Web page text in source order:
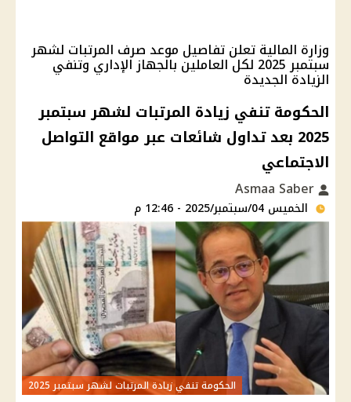
وزارة المالية تعلن تفاصيل موعد صرف المرتبات لشهر
سبتمبر 2025 لكل العاملين بالجهاز الإداري وتنفي
الزيادة الجديدة
الحكومة تنفي زيادة المرتبات لشهر سبتمبر
2025 بعد تداول شائعات عبر مواقع التواصل
الاجتماعي
الخميس 04/سبتمبر/2025 - 12:46 م
الحكومة تنفي زيادة المرتبات لشهر سبتمبر 2025